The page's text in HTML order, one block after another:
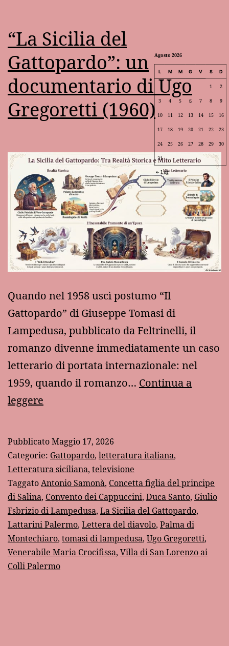
“La Sicilia del
Gattopardo”: un
documentario di Ugo
Gregoretti (1960)
Quando nel 1958 uscì postumo “Il
Gattopardo” di Giuseppe Tomasi di
Lampedusa, pubblicato da Feltrinelli, il
romanzo divenne immediatamente un caso
letterario di portata internazionale: nel
1959, quando il romanzo… Continua a
leggere
Gattopardo”:
un
documentario
di
Ugo
Gregoretti
(1960)
PubblicatoMaggio 17, 2026
Categorie: Gattopardo, letteratura italiana,
Letteratura siciliana, televisione
TaggatoAntonio Samonà, Concetta figlia del principe
di Salina, Convento dei Cappuccini, Duca Santo, Giulio
Fsbrizio di Lampedusa, La Sicilia del Gattopardo,
Lattarini Palermo, Lettera del diavolo, Palma di
Montechiaro, tomasi di lampedusa, Ugo Gregoretti,
Venerabile Maria Crocifissa, Villa di San Lorenzo ai
Colli Palermo
Agosto 2026
L M M G V S D
1 2
3 4 5 6 7 8 9
10 11 12 13 14 15 16
17 18 19 20 21 22 23
24 25 26 27 28 29 30
31
Lug